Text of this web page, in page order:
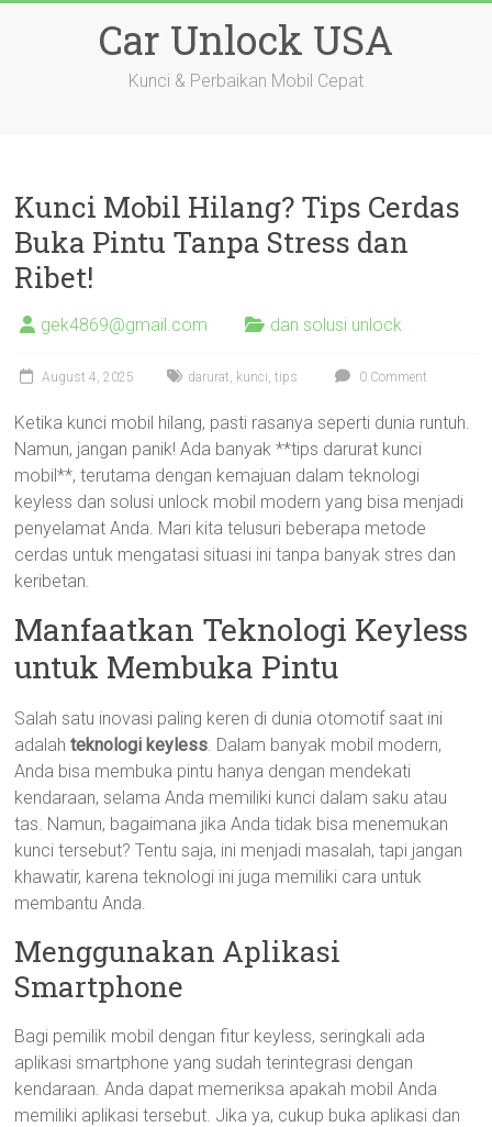
Car Unlock USA
Kunci & Perbaikan Mobil Cepat
Kunci Mobil Hilang? Tips Cerdas
Buka Pintu Tanpa Stress dan
Ribet!
gek4869@gmail.com dan solusi unlock
August 4, 2025 darurat, kunci,tips 0 Comment
Ketika kunci mobil hilang, pasti rasanya seperti dunia runtuh.
Namun, jangan panik! Ada banyak **tips darurat kunci
mobil**, terutama dengan kemajuan dalam teknologi
keyless dan solusi unlock mobil modern yang bisa menjadi
penyelamat Anda. Mari kita telusuri beberapa metode
cerdas untuk mengatasi situasi ini tanpa banyak stres dan
keribetan.
Manfaatkan Teknologi Keyless
untuk Membuka Pintu
Salah satu inovasi paling keren di dunia otomotif saat ini
adalahteknologi keyless. Dalam banyak mobil modern,
Anda bisa membuka pintu hanya dengan mendekati
kendaraan, selama Anda memiliki kunci dalam saku atau
tas. Namun, bagaimana jika Anda tidak bisa menemukan
kunci tersebut? Tentu saja, ini menjadi masalah, tapi jangan
khawatir, karena teknologi ini juga memiliki cara untuk
membantu Anda.
Menggunakan Aplikasi
Smartphone
Bagi pemilik mobil dengan fitur keyless, seringkali ada
aplikasi smartphone yang sudah terintegrasi dengan
kendaraan. Anda dapat memeriksa apakah mobil Anda
memiliki aplikasi tersebut. Jika ya, cukup buka aplikasi dan